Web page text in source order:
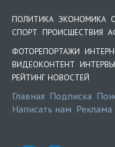
ПОЛИТИКА ЭКОНОМИКА
СПОРТ ПРОИСШЕСТВИЯ
ФОТОРЕПОРТАЖИ
ВИДЕОКОНТЕНТ
РЕЙТИНГ НОВОСТЕЙ
Главная Подписка
Написать нам Реклама